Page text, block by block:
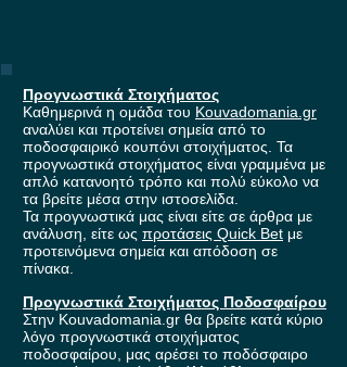
Προγνωστικά Στοιχήματος
Καθημερινά η ομάδα του Kouvadomania.gr
αναλύει και προτείνει σημεία από το
ποδοσφαιρικό κουπόνι στοιχήματος. Τα
προγνωστικά στοιχήματος είναι γραμμένα με
απλό κατανοητό τρόπο και πολύ εύκολο να
τα βρείτε μέσα στην ιστοσελίδα.
Τα προγνωστικά μας είναι είτε σε άρθρα με
ανάλυση, είτε ως προτάσεις Quick Bet με
προτεινόμενα σημεία και απόδοση σε
πίνακα.
Προγνωστικά Στοιχήματος Ποδοσφαίρου
Στην Kouvadomania.gr θα βρείτε κατά κύριο
λόγο προγνωστικά στοιχήματος
ποδοσφαίρου, μας αρέσει το ποδόσφαιρο